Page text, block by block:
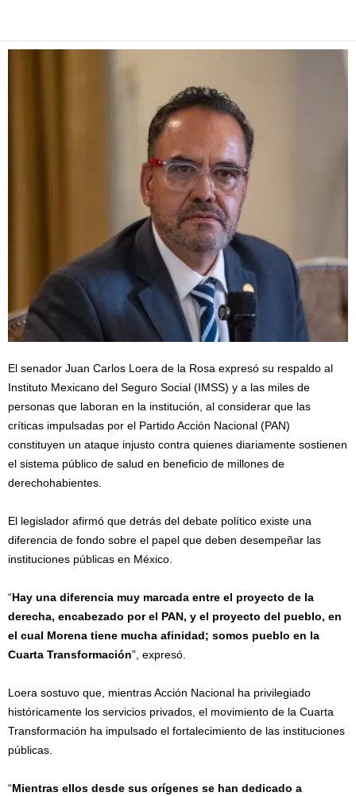
El senador Juan Carlos Loera de la Rosa expresó su respaldo al
Instituto Mexicano del Seguro Social (IMSS) y a las miles de
personas que laboran en la institución, al considerar que las
críticas impulsadas por el Partido Acción Nacional (PAN)
constituyen un ataque injusto contra quienes diariamente sostienen
el sistema público de salud en beneficio de millones de
derechohabientes.
El legislador afirmó que detrás del debate político existe una
diferencia de fondo sobre el papel que deben desempeñar las
instituciones públicas en México.
“Hay una diferencia muy marcada entre el proyecto de la
derecha, encabezado por el PAN, y el proyecto del pueblo, en
el cual Morena tiene mucha afinidad; somos pueblo en la
Cuarta Transformación”, expresó.
Loera sostuvo que, mientras Acción Nacional ha privilegiado
históricamente los servicios privados, el movimiento de la Cuarta
Transformación ha impulsado el fortalecimiento de las instituciones
públicas.
“Mientras ellos desde sus orígenes se han dedicado a